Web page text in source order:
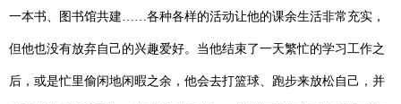
一本书、图书馆共建……各种各样的活动让他的课余生活非常充实，
但他也没有放弃自己的兴趣爱好。当他结束了一天繁忙的学习工作之
后，或是忙里偷闲地闲暇之余，他会去打篮球、跑步来放松自己，并